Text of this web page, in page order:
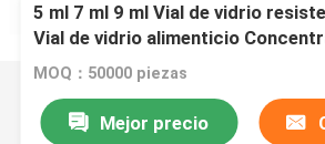
5 ml 7 ml 9 ml Vial de vidrio
Vial de vidrio alimenticio
de cera Jarrones Contenedor
MOQ：50000 piezas
Mejor precio